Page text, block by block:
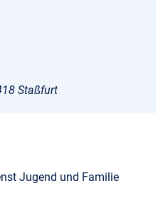
Staßfurt
Jugend und Familie